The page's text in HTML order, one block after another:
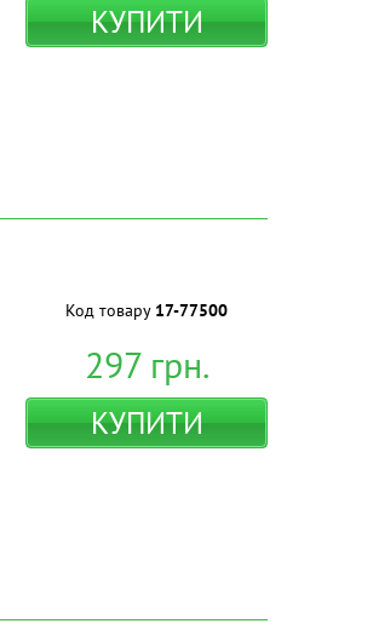
КУПИТИ
Код товару 17-77500
297грн.
КУПИТИ